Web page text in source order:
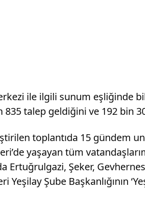
ile ilgili sunum eşliğinde
talep geldiğini ve 192 bin
toplantıda 15 gündem
yaşayan tüm
Ertuğrulgazi, Şeker,
Yeşilay Şube Başkanlığının